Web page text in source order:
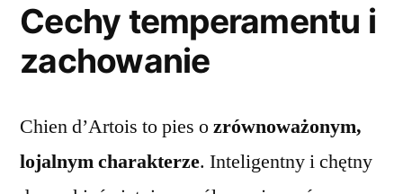
Cechy temperamentu i
zachowanie
Chien d’Artois to pies ozrównoważonym,
lojalnym charakterze. Inteligentny i chętny